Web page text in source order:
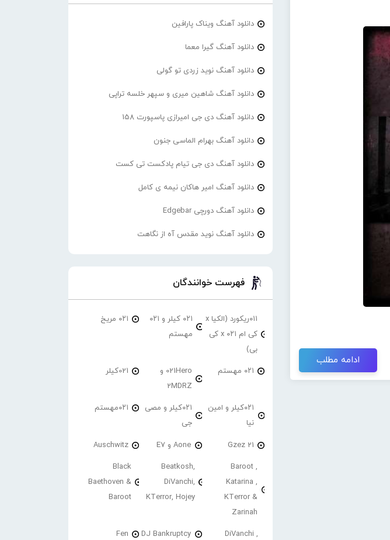
ادامه مطلب
دانلود آهنگ ویناک پارافین
دانلود آهنگ گیرا معما
دانلود آهنگ نوید زردی تو گولی
دانلود آهنگ شاهین میری و سپهر خلسه تراپی
دانلود آهنگ دی جی امیرازی پاسپورت 158
دانلود آهنگ بهرام الماسی جنون
دانلود آهنگ دی جی تیام پادکست تی کست
دانلود آهنگ امیر هاکان نیمه ی کامل
دانلود آهنگ دورچی Edgebar
دانلود آهنگ نوید مقدس آه از نگاهت
فهرست خوانندگان
۰۱۱ریکورد (الکیا x
کی ام ۰۲۱ x کی
بی)
۰۲۱ کیلر و ۰۲۱
مهستم
۰۲۱ مریخ
۰۲۱ مهستم
021Hero و
2MDRZ
021کیلر
۰۲۱کیلر و امین
نیا
۰۲۱کیلر و مصی
جی
۰۲۱مهستم
21 Gzez Aone و E7 Auschwitz
Baroot ,
Katarina ,
KTerror &
Zarinah
Beatkosh,
DiVanchi,
KTerror, Hojey
Black
Baethoven &
Baroot
DiVanchi ,
DJ Bankruptcy
Fen